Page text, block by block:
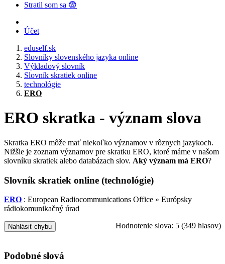
Stratil som sa 😨
Účet
eduself.sk
Slovníky slovenského jazyka online
Výkladový slovník
Slovník skratiek online
technológie
ERO
ERO skratka - význam slova
Skratka ERO môže mať niekoľko významov v rôznych jazykoch.
Nižšie je zoznam významov pre skratku ERO, ktoré máme v našom
slovníku skratiek alebo databázach slov. Aký význam má ERO?
Slovník skratiek online (technológie)
ERO : European Radiocommunications Office » Európsky
rádiokomunikačný úrad
Hodnotenie slova: 5 (349 hlasov)
Nahlásiť chybu
Podobné slová